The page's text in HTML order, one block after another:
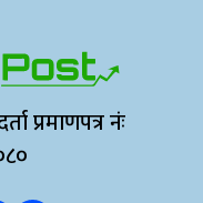
प्रमाणपत्र नंः